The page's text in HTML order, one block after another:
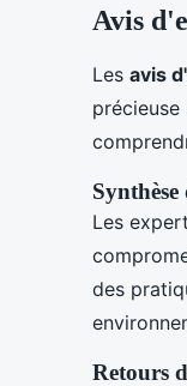
Avis
Les avis
Les
des
Retours